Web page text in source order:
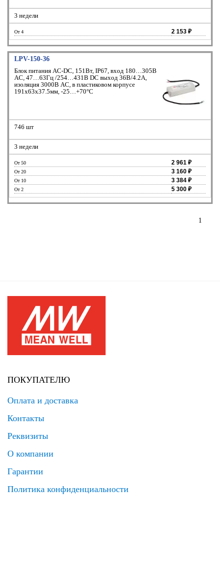
3 недели
От 4 2 153 ₽
LPV-150-36
Блок питания AC-DC, 151Вт, IP67, вход 180…305В
AC, 47…63Гц /254…431В DC выход 36В/4.2A,
изоляция 3000В AC, в пластиковом корпусе
191х63х37.5мм, -25…+70°С
746 шт
3 недели
От 50 2 961 ₽
От 20 3 160 ₽
От 10 3 384 ₽
От 2 5 300 ₽
1
ПОКУПАТЕЛЮ
Оплата и доставка
Контакты
Реквизиты
О компании
Гарантии
Политика конфиденциальности